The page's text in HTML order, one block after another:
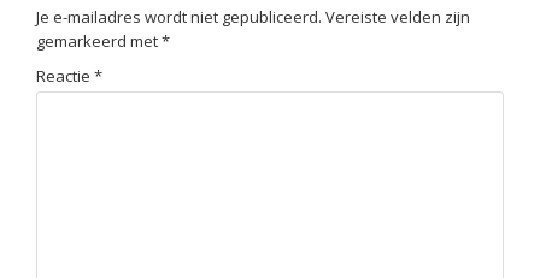
Je e-mailadres wordt niet gepubliceerd. Vereiste velden zijn
gemarkeerd met*
Reactie *